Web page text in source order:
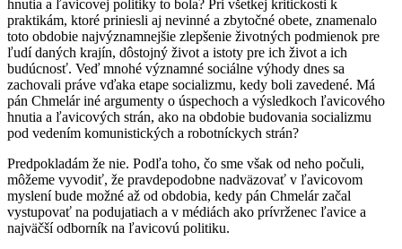
hnutia a ľavicovej politiky to bola? Pri všetkej kritickosti k
praktikám, ktoré priniesli aj nevinné a zbytočné obete, znamenalo
toto obdobie najvýznamnejšie zlepšenie životných podmienok pre
ľudí daných krajín, dôstojný život a istoty pre ich život a ich
budúcnosť. Veď mnohé významné sociálne výhody dnes sa
zachovali práve vďaka etape socializmu, kedy boli zavedené. Má
pán Chmelár iné argumenty o úspechoch a výsledkoch ľavicového
hnutia a ľavicových strán, ako na obdobie budovania socializmu
pod vedením komunistických a robotníckych strán?
Predpokladám že nie. Podľa toho, čo sme však od neho počuli,
môžeme vyvodiť, že pravdepodobne nadväzovať v ľavicovom
myslení bude možné až od obdobia, kedy pán Chmelár začal
vystupovať na podujatiach a v médiách ako prívrženec ľavice a
najväčší odborník na ľavicovú politiku.